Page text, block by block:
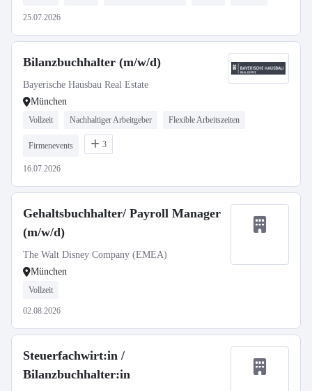
25.07.2026
Bilanzbuchhalter (m/w/d)
Bayerische Hausbau Real Estate
München
Vollzeit Nachhaltiger Arbeitgeber Flexible Arbeitszeiten
Firmenevents 3
16.07.2026
Gehaltsbuchhalter/ Payroll Manager
(m/w/d)
The Walt Disney Company (EMEA)
München
Vollzeit
02.08.2026
Steuerfachwirt:in /
Bilanzbuchhalter:in